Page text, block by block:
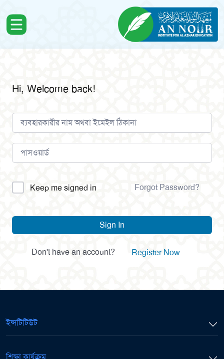
Hi, Welcome back!
Alternative:
Keep me signed in Forgot Password?
Sign In
Don't have an account? Register Now
ইন্সটিটিউট
শিক্ষা কার্যক্রম